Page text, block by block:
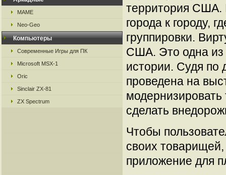
MAME
Neo-Geo
Компьютеры
Современные Игры для ПК
Microsoft MSX-1
Oric
Sinclair ZX-81
ZX Spectrum
территория США.
города к городу,
группировки.
США. Это одна из
истории. Судя по
проведена на
сделать
Чтобы
своих
приложение для